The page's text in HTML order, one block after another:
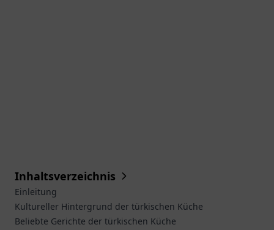
Inhaltsverzeichnis
Einleitung
Kultureller Hintergrund der türkischen Küche
Beliebte Gerichte der türkischen Küche